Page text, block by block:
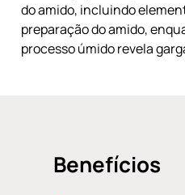
do amido, incluindo
preparação do amido,
processo úmido revela
Benefícios